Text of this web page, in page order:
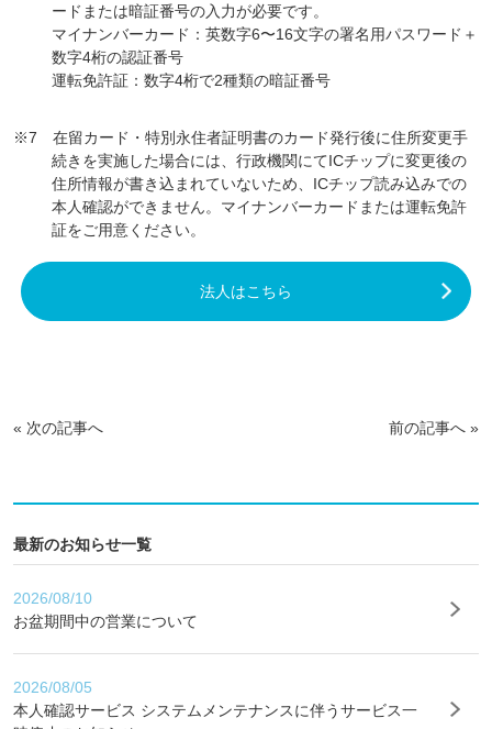
ードまたは暗証番号の入力が必要です。
マイナンバーカード：英数字6〜16文字の署名用パスワード＋
数字4桁の認証番号
運転免許証：数字4桁で2種類の暗証番号
※7 在留カード・特別永住者証明書のカード発行後に住所変更手
続きを実施した場合には、行政機関にてICチップに変更後の
住所情報が書き込まれていないため、ICチップ読み込みでの
本人確認ができません。マイナンバーカードまたは運転免許
証をご用意ください。
法人はこちら
« 次の記事へ 前の記事へ »
最新のお知らせ一覧
2026/08/10
お盆期間中の営業について
2026/08/05
本人確認サービス システムメンテナンスに伴うサービス一